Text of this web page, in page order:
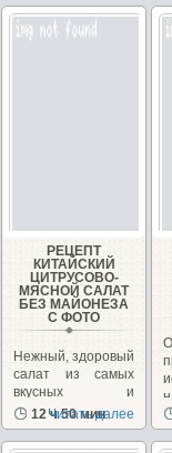
РЕЦЕПТ
КИТАЙСКИЙ
ЦИТРУСОВО-
МЯСНОЙ САЛАТ
БЕЗ МАЙОНЕЗА
С ФОТО
Нежный, здоровый
салат из самых
вкусных и
полезных
составляющих!
12 ч 50 мин
Читать далее